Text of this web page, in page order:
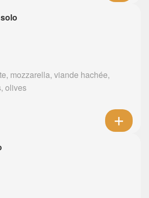
mozzarella, viande hachée,
olives